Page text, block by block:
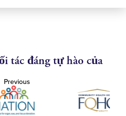
tác đáng tự hào của
Previous